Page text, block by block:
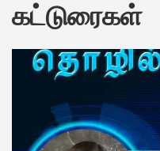
கட்டுரைகள்